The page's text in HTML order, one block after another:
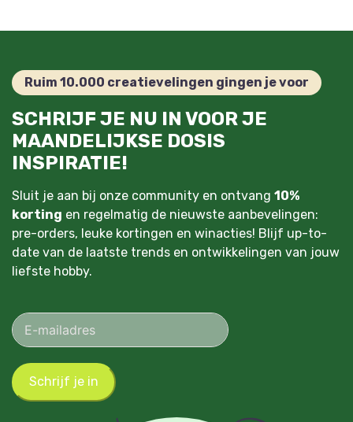
Ruim 10.000 creatievelingen gingen je voor
SCHRIJF JE NU IN VOOR JE
MAANDELIJKSE DOSIS
INSPIRATIE!
Sluit je aan bij onze community en ontvang 10%
korting en regelmatig de nieuwste aanbevelingen:
pre-orders, leuke kortingen en winacties! Blijf up-to-
date van de laatste trends en ontwikkelingen van jouw
liefste hobby.
Schrijf je in